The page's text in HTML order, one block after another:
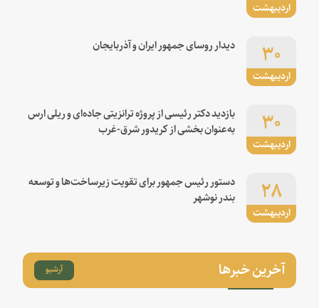
اردیبهشت
اردیبهشت
۳۰ دیدار روسای جمهور ایران و آذربایجان
اردیبهشت
۳۰
بازدید دکتر رئیسی از پروژه ترانزیتی جاده‌ای و ریلی ارس
به‌عنوان بخشی از کریدور شرق-غرب
اردیبهشت
۲۸
دستور رئیس جمهور برای تقویت زیرساخت‌ها و توسعه
بندر نوشهر
آخرین خبرها آرشیو